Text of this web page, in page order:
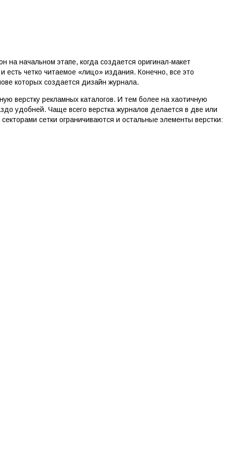
начальном этапе, когда создается оригинал-макет
есть четко читаемое «лицо» издания. Конечно, все это
которых создается дизайн журнала.
верстку рекламных каталогов. И тем более на хаотичную
удобней. Чаще всего верстка журналов делается в две или
сетки ограничиваются и остальные элементы верстки: